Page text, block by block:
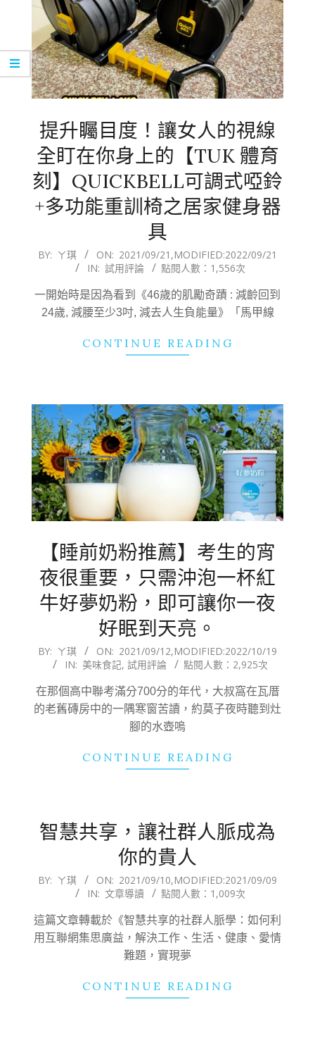
提升矚目度！讓女人的視線
全盯在你身上的【TUK 體育
刻】QUICKBELL可調式啞鈴
+多功能重訓椅之居家健身器
具
2021-
BY: ㄚ琪 ON: 2021/09/21 ,MODIFIED:2022/09/21
IN: 試用評論 點閱人數：1,556次
一開始時是因為看到《46歲的肌勵奇蹟 : 減齡回到
24歲, 減腰至少3吋, 減去人生負能量》「馬甲線
CONTINUE READING
【睡前奶粉推薦】考生的宵
夜很重要，只需沖泡一杯紅
牛好夢奶粉，即可讓你一夜
好眠到天亮。
2021-
12
BY: ㄚ琪 ON: 2021/09/12,MODIFIED:2022/10/19
IN: 美味食記, 試用評論 點閱人數：2,925次
在那個高中聯考滿分700分的年代，大叔窩在瓦厝
的老舊磚房中的一隅寒窗苦讀，約莫子夜時聽到灶
腳的水壺嗚
CONTINUE READING
智慧共享，讓社群人脈成為
你的貴人
2021-
10
BY: ㄚ琪 ON: 2021/09/10,MODIFIED:2021/09/09
IN: 文章導讀 點閱人數：1,009次
這篇文章轉載於《智慧共享的社群人脈學：如何利
用互聯網集思廣益，解決工作、生活、健康、愛情
難題，實現夢
CONTINUE READING